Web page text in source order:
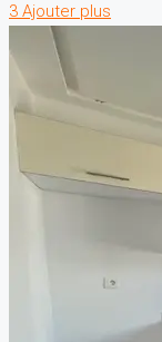
3 Ajouter plus